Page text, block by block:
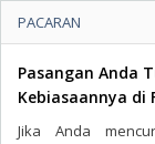
PACARAN
Pasangan Anda
Kebiasaannya di
Jika Anda